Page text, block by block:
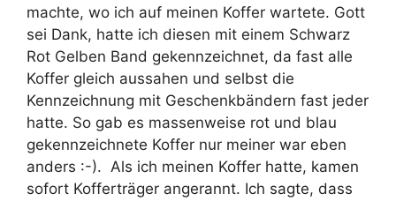
machte, wo ich auf meinen Koffer wartete. Gott
sei Dank, hatte ich diesen mit einem Schwarz
Rot Gelben Band gekennzeichnet, da fast alle
Koffer gleich aussahen und selbst die
Kennzeichnung mit Geschenkbändern fast jeder
hatte. So gab es massenweise rot und blau
gekennzeichnete Koffer nur meiner war eben
anders :-). Als ich meinen Koffer hatte, kamen
sofort Kofferträger angerannt. Ich sagte, dass